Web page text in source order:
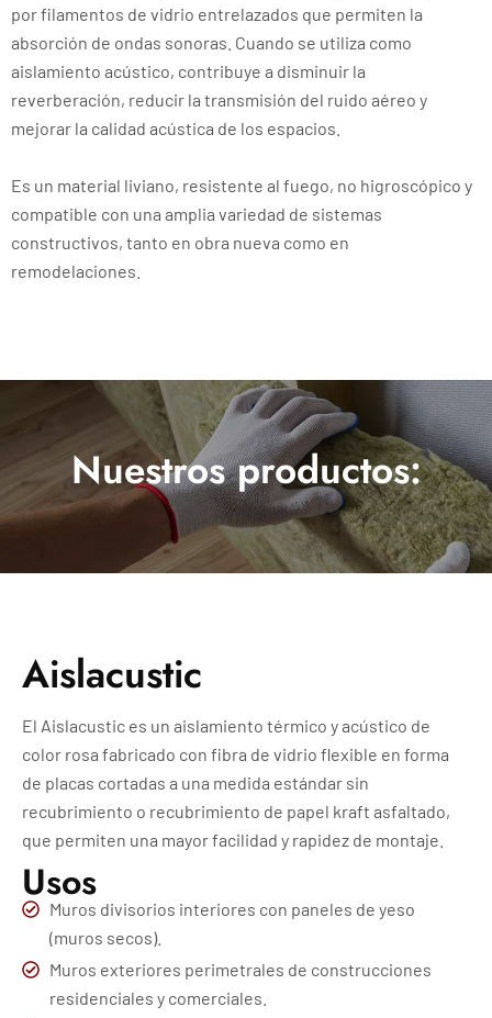
por filamentos de vidrio entrelazados que permiten la
absorción de ondas sonoras. Cuando se utiliza como
aislamiento acústico, contribuye a disminuir la
reverberación, reducir la transmisión del ruido aéreo y
mejorar la calidad acústica de los espacios.
Es un material liviano, resistente al fuego, no higroscópico y
compatible con una amplia variedad de sistemas
constructivos, tanto en obra nueva como en
remodelaciones.
Nuestros productos:
Aislacustic
El Aislacustic es un aislamiento térmico y acústico de
color rosa fabricado con fibra de vidrio flexible en forma
de placas cortadas a una medida estándar sin
recubrimiento o recubrimiento de papel kraft asfaltado,
que permiten una mayor facilidad y rapidez de montaje.
Usos
Muros divisorios interiores con paneles de yeso
(muros secos).
Muros exteriores perimetrales de construcciones
residenciales y comerciales.